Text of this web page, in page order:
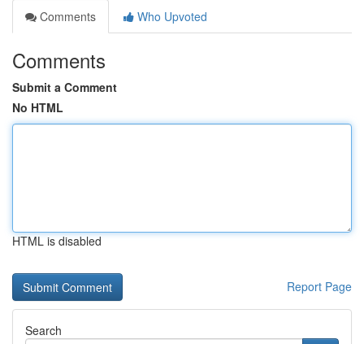
Comments
Who Upvoted
Comments
Submit a Comment
No HTML
HTML is disabled
Report Page
Search